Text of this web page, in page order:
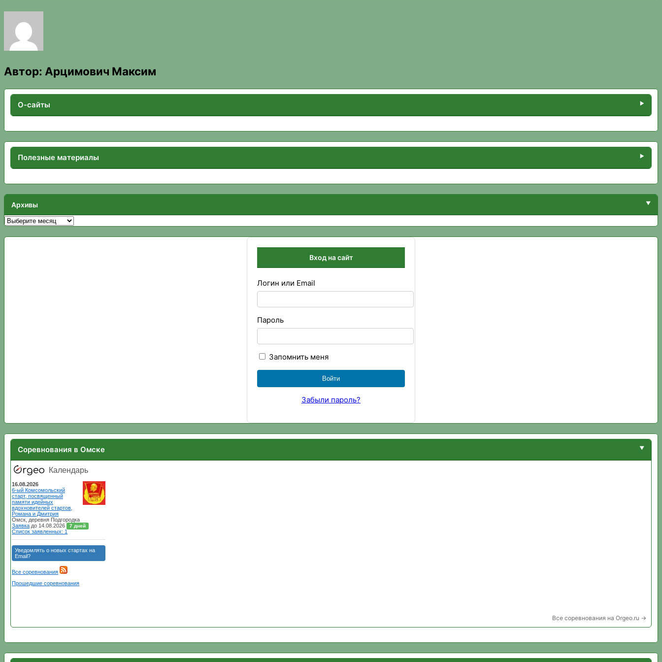
Автор: Арцимович Максим
О-сайты
Полезные материалы
Архивы
Архивы
Вход на сайт
Логин или Email
Пароль
Запомнить меня
Забыли пароль?
Соревнования в Омске
Все соревнования на Orgeo.ru →